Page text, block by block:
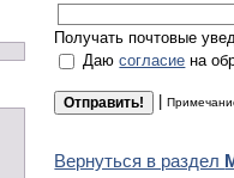
Получать почтовые
Даюсогласие на
|
Вернуться в раздел